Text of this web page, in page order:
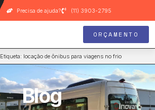
Precisa de ajuda? (11) 3903-2795
ORÇAMENTO
Etiqueta: locação de ônibus para viagens no frio
Blog